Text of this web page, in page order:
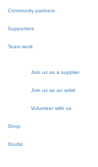
Community partners
Supporters
Team work
Join us as a supplier
Join us as an artist
Volunteer with us
Shop
Studio